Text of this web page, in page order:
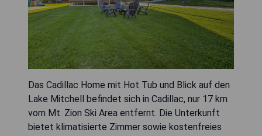
Das Cadillac Home mit Hot Tub und Blick auf den
Lake Mitchell befindet sich in Cadillac, nur 17 km
vom Mt. Zion Ski Area entfernt. Die Unterkunft
bietet klimatisierte Zimmer sowie kostenfreies